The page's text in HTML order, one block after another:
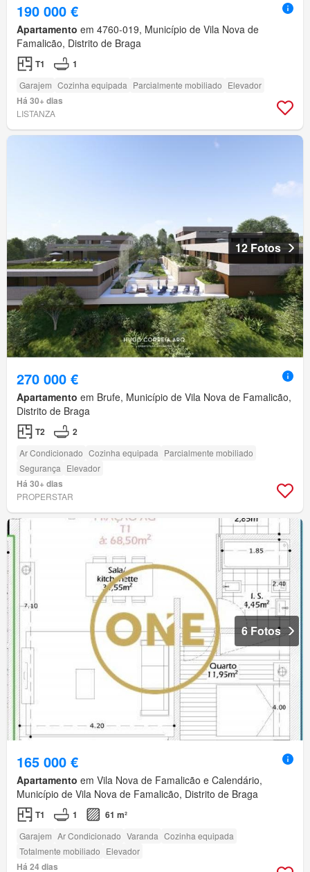
190 000 €
Apartamento em 4760-019, Município de Vila Nova de
Famalicão, Distrito de Braga
T1 1
Garajem Cozinha equipada Parcialmente mobiliado Elevador
Há 30+ dias
LISTANZA
12 Fotos
270 000 €
Apartamento em Brufe, Município de Vila Nova de Famalicão,
Distrito de Braga
T2 2
Ar Condicionado Cozinha equipada Parcialmente mobiliado
Segurança Elevador
Há 30+ dias
PROPERSTAR
6 Fotos
165 000 €
Apartamento em Vila Nova de Famalicão e Calendário,
Município de Vila Nova de Famalicão, Distrito de Braga
T1 1 61 m²
Garajem Ar Condicionado Varanda Cozinha equipada
Totalmente mobiliado Elevador
Há 24 dias